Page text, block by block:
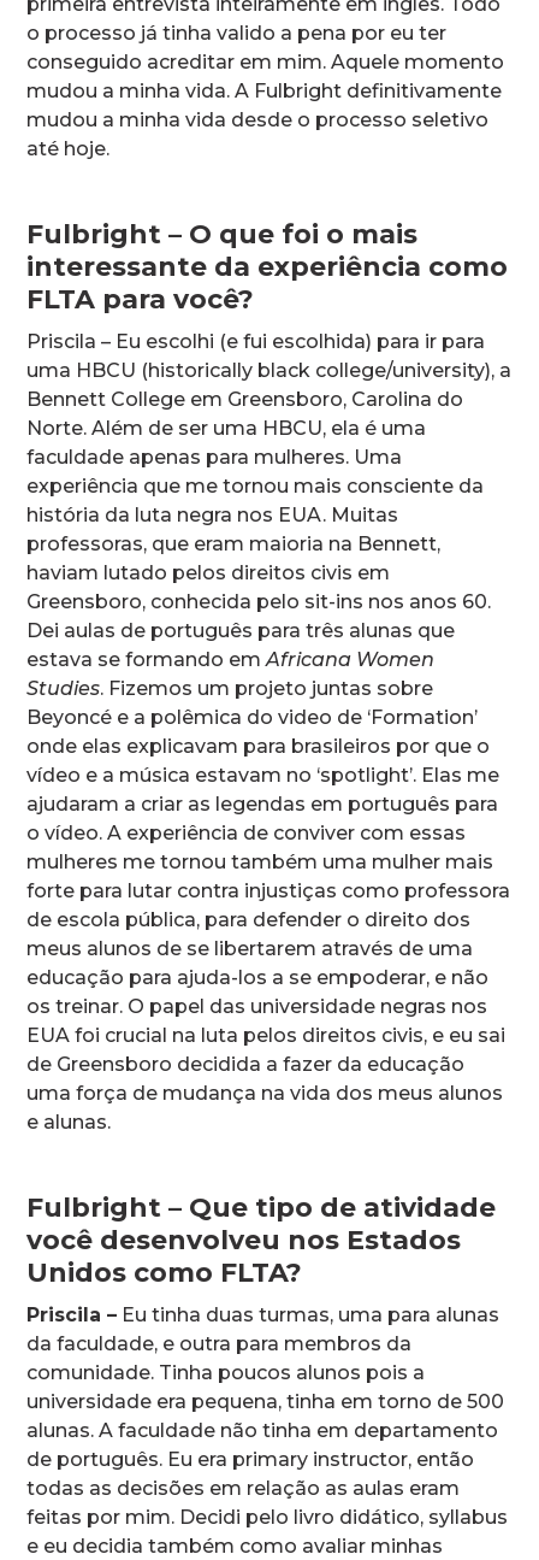
o processo já tinha valido a pena por eu ter
conseguido acreditar em mim. Aquele momento
mudou a minha vida. A Fulbright definitivamente
mudou a minha vida desde o processo seletivo
até hoje.
Fulbright – O que foi o mais
interessante da experiência como
FLTA para você?
Priscila – Eu escolhi (e fui escolhida) para ir para
uma HBCU (historically black college/university), a
Bennett College em Greensboro, Carolina do
Norte. Além de ser uma HBCU, ela é uma
faculdade apenas para mulheres. Uma
experiência que me tornou mais consciente da
história da luta negra nos EUA. Muitas
professoras, que eram maioria na Bennett,
haviam lutado pelos direitos civis em
Greensboro, conhecida pelo sit-ins nos anos 60.
Dei aulas de português para três alunas que
estava se formando emAfricana Women
Studies. Fizemos um projeto juntas sobre
Beyoncé e a polêmica do video de ‘Formation’
onde elas explicavam para brasileiros por que o
vídeo e a música estavam no ‘spotlight’. Elas me
ajudaram a criar as legendas em português para
o vídeo. A experiência de conviver com essas
mulheres me tornou também uma mulher mais
forte para lutar contra injustiças como professora
de escola pública, para defender o direito dos
meus alunos de se libertarem através de uma
educação para ajuda-los a se empoderar, e não
os treinar. O papel das universidade negras nos
EUA foi crucial na luta pelos direitos civis, e eu sai
de Greensboro decidida a fazer da educação
uma força de mudança na vida dos meus alunos
e alunas.
Fulbright – Que tipo de atividade
você desenvolveu nos Estados
Unidos como FLTA?
Priscila – Eu tinha duas turmas, uma para alunas
da faculdade, e outra para membros da
comunidade. Tinha poucos alunos pois a
universidade era pequena, tinha em torno de 500
alunas. A faculdade não tinha em departamento
de português. Eu era primary instructor, então
todas as decisões em relação as aulas eram
feitas por mim. Decidi pelo livro didático, syllabus
e eu decidia também como avaliar minhas